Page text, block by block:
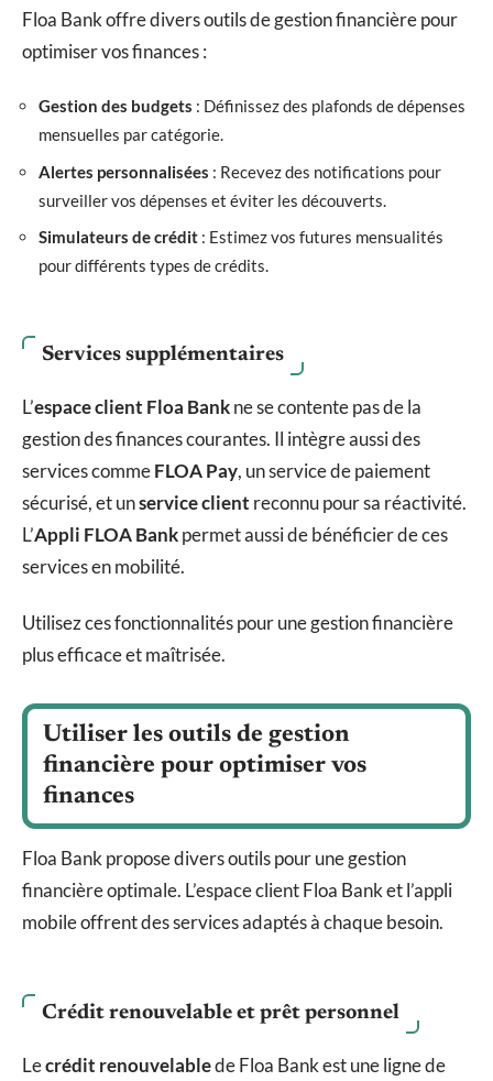
Floa Bank offre divers outils de gestion financière pour
optimiser vos finances :
Gestion des budgets : Définissez des plafonds de dépenses
mensuelles par catégorie.
Alertes personnalisées : Recevez des notifications pour
surveiller vos dépenses et éviter les découverts.
Simulateurs de crédit : Estimez vos futures mensualités
pour différents types de crédits.
Services supplémentaires
L’espace client Floa Bankne se contente pas de la
gestion des finances courantes. Il intègre aussi des
services commeFLOA Pay, un service de paiement
sécurisé, et unservice client reconnu pour sa réactivité.
L’Appli FLOA Bankpermet aussi de bénéficier de ces
services en mobilité.
Utilisez ces fonctionnalités pour une gestion financière
plus efficace et maîtrisée.
Utiliser les outils de gestion
financière pour optimiser vos
finances
Floa Bank propose divers outils pour une gestion
financière optimale. L’espace client Floa Bank et l’appli
mobile offrent des services adaptés à chaque besoin.
Crédit renouvelable et prêt personnel
Lecrédit renouvelablede Floa Bank est une ligne de